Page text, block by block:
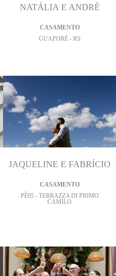
NATÁLIA E ANDRÉ
CASAMENTO
GUAPORÉ - RS
JAQUELINE E FABRÍCIO
CASAMENTO
PÊ05 - TERRAZZA DI PRIMO
CAMILO